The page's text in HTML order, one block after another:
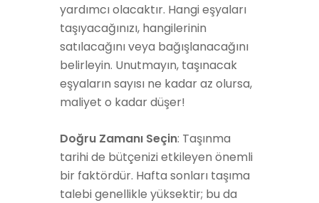
yardımcı olacaktır. Hangi eşyaları
taşıyacağınızı, hangilerinin
satılacağını veya bağışlanacağını
belirleyin. Unutmayın, taşınacak
eşyaların sayısı ne kadar az olursa,
maliyet o kadar düşer!
Doğru Zamanı Seçin: Taşınma
tarihi de bütçenizi etkileyen önemli
bir faktördür. Hafta sonları taşıma
talebi genellikle yüksektir; bu da